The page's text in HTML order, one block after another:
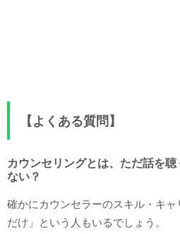
【よくある質問】
カウンセリングとは、ただ話を
ない？
確かにカウンセラーのスキル・キャ
だけ」という人もいるでしょう。